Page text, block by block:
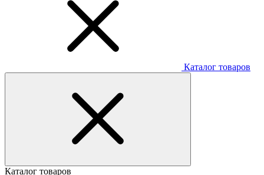
Каталог товаров
Каталог товаров